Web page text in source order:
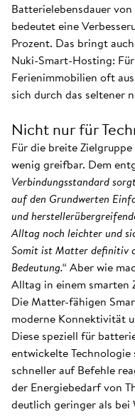
Batterielebensdauer
bedeutet eine
Prozent. Das bringt
Nuki-Smart-Hosting:
Ferienimmobilien oft
sich durch das seltener
Nicht nur für
Für die breite
wenig greifbar. Dem
Verbindungsstandard
auf den Grundwerten
und
Alltag noch leichter und
Somit ist Matter definitiv
Bedeutung.“Aber wie
Alltag in einem smarten
Die Matter-fähigen
moderne Konnektivität
Diese speziell für
entwickelte
schneller auf Befehle
der Energiebedarf von
deutlich geringer als bei